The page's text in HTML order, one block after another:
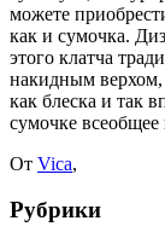
можете
как и сумочка.
этого клатча
накидным
как блеска и так
сумочке
От Vica,
Рубрики